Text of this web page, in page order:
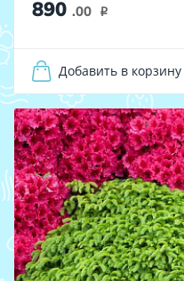
890 .00 i
Добавить в корзину